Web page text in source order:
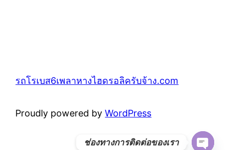
รถโรเบส6เพลาหางไฮดรอลิครับจ้าง.com
Proudly powered byWordPress
ช่องทางการติดต่อของเรา